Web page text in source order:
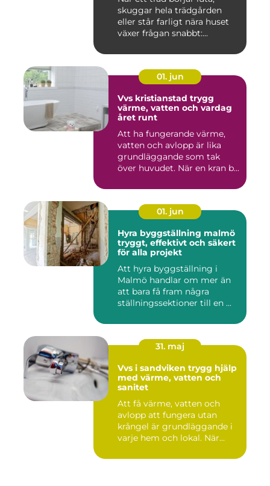
skuggar hela trädgården
eller står farligt nära huset
växer frågan snabbt:...
01. jun
Vvs kristianstad trygg
värme, vatten och vardag
året runt
Att ha fungerande värme,
vatten och avlopp är lika
grundläggande som tak
över huvudet. När en kran b...
01. jun
Hyra byggställning malmö
tryggt, effektivt och säkert
för alla projekt
Att hyra byggställning i
Malmö handlar om mer än
att bara få fram några
ställningssektioner till en ...
31. maj
Vvs i sandviken trygg hjälp
med värme, vatten och
sanitet
Att få värme, vatten och
avlopp att fungera utan
krångel är grundläggande i
varje hem och lokal. När...